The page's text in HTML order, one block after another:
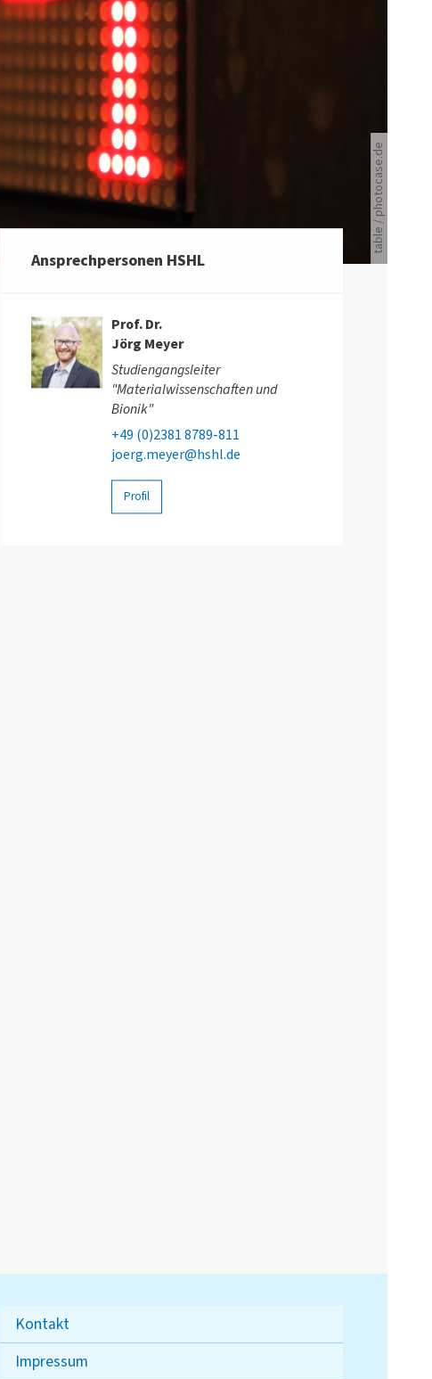
Roter Lichtpfeil und eine 1 auf schwarzem Grund
table / photocase.de
Ansprechpersonen HSHL
Prof. Dr.
Jörg Meyer
Studiengangsleiter
"Materialwissenschaften und
Bionik"
+49 (0)2381 8789-811
joerg.meyer@hshl.de
Profil
Kontakt
Impressum